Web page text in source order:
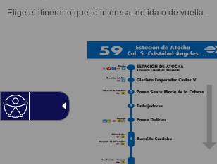
Elige el itinerario que te interesa, de ida o de vuelta.